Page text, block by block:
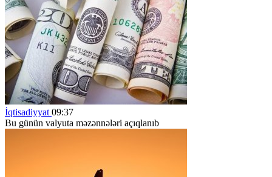
İqtisadiyyat 09:37
Bu günün valyuta məzənnələri açıqlanıb